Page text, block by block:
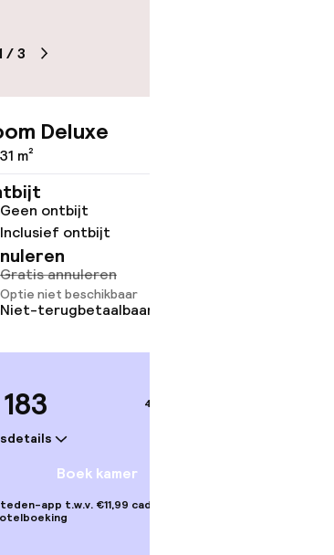
/3
Deluxe
31 m²
Geen ontbijt
Inclusief ontbijt
Gratis annuleren
Optie niet beschikbaar
Niet-terugbetaalbaar
4–5 sep.
Boek kamer
app t.w.v. €11,99 cadeau bij je